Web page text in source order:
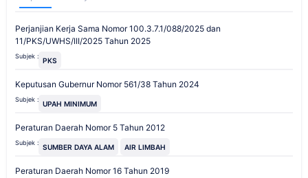
Perjanjian Kerja Sama Nomor 100.3.7.1/088/2025 dan
11/PKS/UWHS/III/2025 Tahun 2025
Subjek : PKS
Keputusan Gubernur Nomor 561/38 Tahun 2024
Subjek : UPAH MINIMUM
Peraturan Daerah Nomor 5 Tahun 2012
Subjek : SUMBER DAYA ALAM AIR LIMBAH
Peraturan Daerah Nomor 16 Tahun 2019